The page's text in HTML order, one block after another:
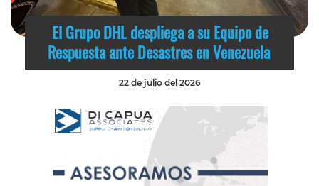
El Grupo DHL despliega a su Equipo de
Respuesta ante Desastres en Venezuela
22 de julio del 2026